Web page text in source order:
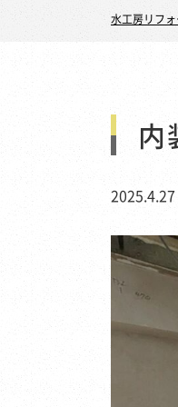
水工房リフ
内
2025.4.27